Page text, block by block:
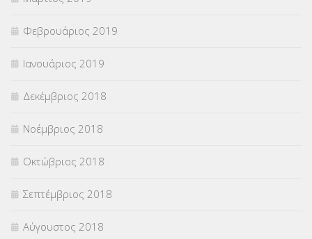
Φεβρουάριος 2019
Ιανουάριος 2019
Δεκέμβριος 2018
Νοέμβριος 2018
Οκτώβριος 2018
Σεπτέμβριος 2018
Αύγουστος 2018